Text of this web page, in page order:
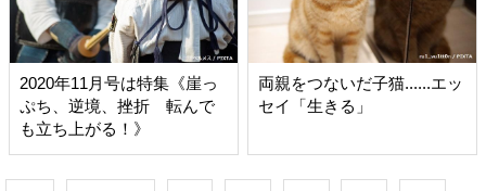
2020年11月号は特集《崖っ
ぷち、逆境、挫折 転んで
も立ち上がる！》
両親をつないだ子猫......エッ
セイ「生きる」